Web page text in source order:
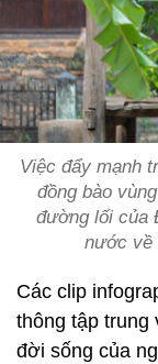
Việc đẩy mạnh
đồng bào
đường lối của
nước về
Các clip
thông tập trung
đời sống của